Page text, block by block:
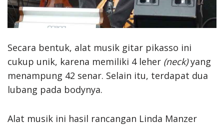
Secara bentuk, alat musik gitar pikasso ini
cukup unik, karena memiliki 4 leher (neck)yang
menampung 42 senar. Selain itu, terdapat dua
lubang pada bodynya.
Alat musik ini hasil rancangan Linda Manzer